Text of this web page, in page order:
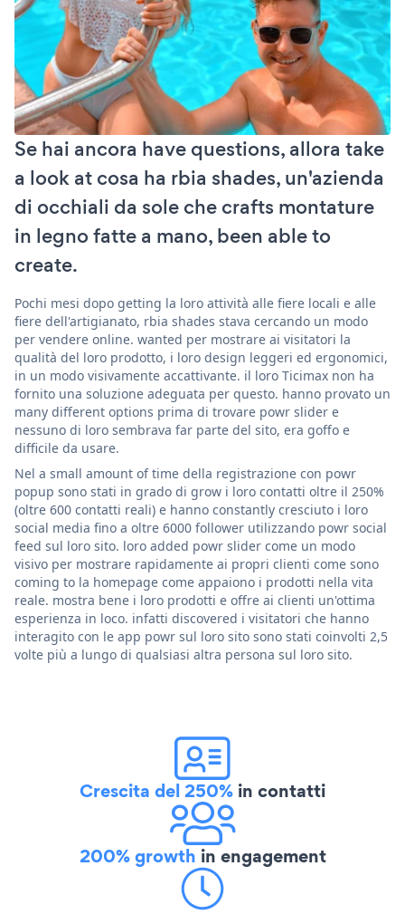
Se hai ancora have questions, allora take
a look at cosa ha rbia shades, un'azienda
di occhiali da sole che crafts montature
in legno fatte a mano, been able to
create.
Pochi mesi dopo getting la loro attività alle fiere locali e alle
fiere dell'artigianato, rbia shades stava cercando un modo
per vendere online. wanted per mostrare ai visitatori la
qualità del loro prodotto, i loro design leggeri ed ergonomici,
in un modo visivamente accattivante. il loro Ticimax non ha
fornito una soluzione adeguata per questo. hanno provato un
many different options prima di trovare powr slider e
nessuno di loro sembrava far parte del sito, era goffo e
difficile da usare.
Nel a small amount of time della registrazione con powr
popup sono stati in grado di grow i loro contatti oltre il 250%
(oltre 600 contatti reali) e hanno constantly cresciuto i loro
social media fino a oltre 6000 follower utilizzando powr social
feed sul loro sito. loro added powr slider come un modo
visivo per mostrare rapidamente ai propri clienti come sono
coming to la homepage come appaiono i prodotti nella vita
reale. mostra bene i loro prodotti e offre ai clienti un'ottima
esperienza in loco. infatti discovered i visitatori che hanno
interagito con le app powr sul loro sito sono stati coinvolti 2,5
volte più a lungo di qualsiasi altra persona sul loro sito.
Crescita del 250% in contatti
200% growth in engagement